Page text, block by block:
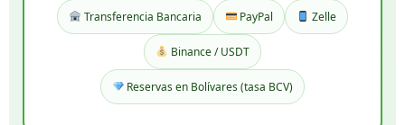
Transferencia Bancaria PayPal Zelle
Binance / USDT
Reservas en Bolívares (tasa BCV)